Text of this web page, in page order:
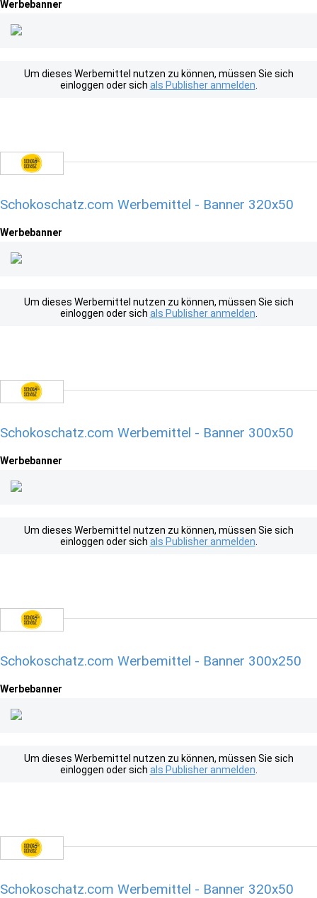
Werbebanner
Um dieses Werbemittel nutzen zu können, müssen Sie sich
einloggen oder sich als Publisher anmelden
Schokoschatz.com Werbemittel - Banner 320x50
Werbebanner
Um dieses Werbemittel nutzen zu können, müssen Sie sich
einloggen oder sich als Publisher anmelden
Schokoschatz.com Werbemittel - Banner 300x50
Werbebanner
Um dieses Werbemittel nutzen zu können, müssen Sie sich
einloggen oder sich als Publisher anmelden
Schokoschatz.com Werbemittel - Banner 300x250
Werbebanner
Um dieses Werbemittel nutzen zu können, müssen Sie sich
einloggen oder sich als Publisher anmelden
Schokoschatz.com Werbemittel - Banner 320x50